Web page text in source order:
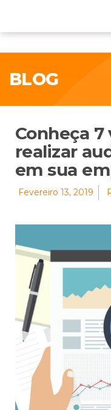
BLOG
Conheça
realizar
em sua
Fevereiro 13, 2019